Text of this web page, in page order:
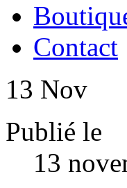
Contact
13 Nov
Publié le
13